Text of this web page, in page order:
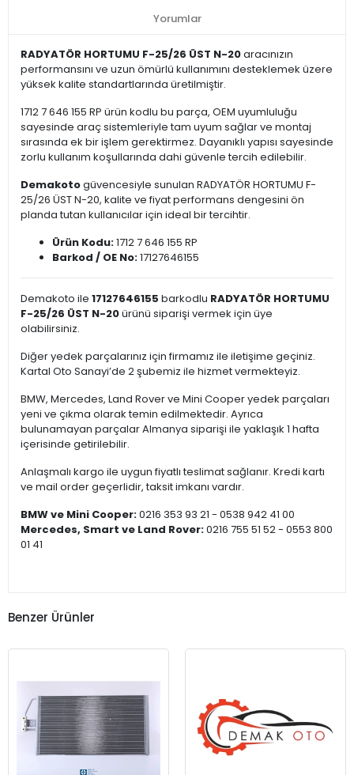
Yorumlar
RADYATÖR HORTUMU F-25/26 ÜST N-20aracınızın
performansını ve uzun ömürlü kullanımını desteklemek üzere
yüksek kalite standartlarında üretilmiştir.
1712 7 646 155 RP ürün kodlu bu parça, OEM uyumluluğu
sayesinde araç sistemleriyle tam uyum sağlar ve montaj
sırasında ek bir işlem gerektirmez. Dayanıklı yapısı sayesinde
zorlu kullanım koşullarında dahi güvenle tercih edilebilir.
Demakotogüvencesiyle sunulan RADYATÖR HORTUMU F-
25/26 ÜST N-20, kalite ve fiyat performans dengesini ön
planda tutan kullanıcılar için ideal bir tercihtir.
Ürün Kodu:1712 7 646 155 RP
Barkod / OE No:17127646155
Demakoto ile 17127646155 barkodlu RADYATÖR HORTUMU
F-25/26 ÜST N-20ürünü siparişi vermek için üye
olabilirsiniz.
Diğer yedek parçalarınız için firmamız ile iletişime geçiniz.
Kartal Oto Sanayi’de 2 şubemiz ile hizmet vermekteyiz.
BMW, Mercedes, Land Rover ve Mini Cooper yedek parçaları
yeni ve çıkma olarak temin edilmektedir. Ayrıca
bulunamayan parçalar Almanya siparişi ile yaklaşık 1 hafta
içerisinde getirilebilir.
Anlaşmalı kargo ile uygun fiyatlı teslimat sağlanır. Kredi kartı
ve mail order geçerlidir, taksit imkanı vardır.
BMW ve Mini Cooper:0216 353 93 21 - 0538 942 41 00
Mercedes, Smart ve Land Rover:0216 755 51 52 - 0553 800
01 41
Benzer Ürünler